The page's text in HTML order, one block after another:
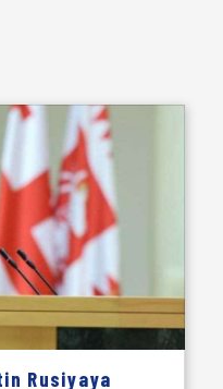
Rusiyaya